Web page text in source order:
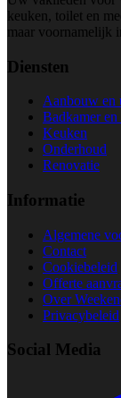
keuken, toilet en
maar voornamelijk
Diensten
Aanbouw en
Badkamer
Keuken
Onderhoud
Renovatie
Informatie
Algemene
Contact
Cookiebeleid
Offerte
Over
Privacybeleid
Social Media